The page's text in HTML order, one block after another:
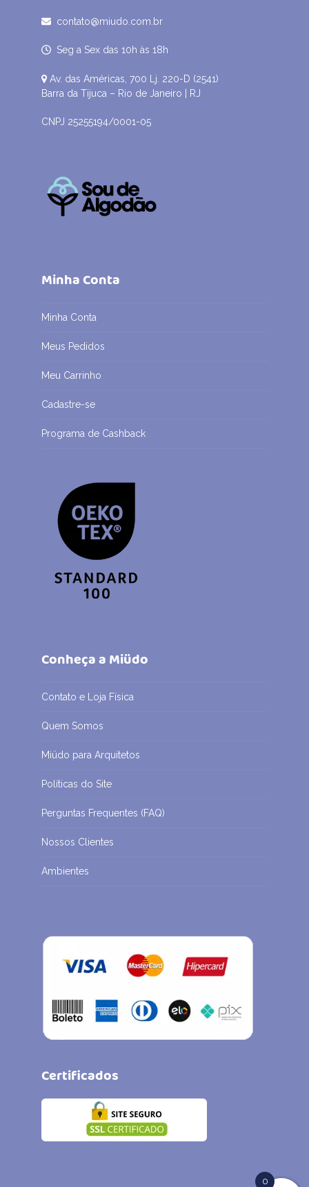
contato@miudo.com.br
Seg a Sex das 10h às 18h
Av. das Américas, 700 Lj. 220-D (2541)
Barra da Tijuca – Rio de Janeiro | RJ
CNPJ 25255194/0001-05
Minha Conta
Minha Conta
Meus Pedidos
Meu Carrinho
Cadastre-se
Programa de Cashback
Conheça a Miüdo
Contato e Loja Física
Quem Somos
Miüdo para Arquitetos
Políticas do Site
Perguntas Frequentes (FAQ)
Nossos Clientes
Ambientes
Certificados
0